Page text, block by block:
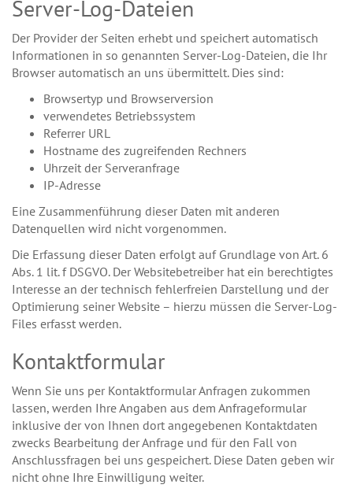
Server-Log-Dateien
Der Provider der Seiten erhebt und speichert automatisch
Informationen in so genannten Server-Log-Dateien, die Ihr
Browser automatisch an uns übermittelt. Dies sind:
Browsertyp und Browserversion
verwendetes Betriebssystem
Referrer URL
Hostname des zugreifenden Rechners
Uhrzeit der Serveranfrage
IP-Adresse
Eine Zusammenführung dieser Daten mit anderen
Datenquellen wird nicht vorgenommen.
Die Erfassung dieser Daten erfolgt auf Grundlage von Art. 6
Abs. 1 lit. f DSGVO. Der Websitebetreiber hat ein berechtigtes
Interesse an der technisch fehlerfreien Darstellung und der
Optimierung seiner Website – hierzu müssen die Server-Log-
Files erfasst werden.
Kontaktformular
Wenn Sie uns per Kontaktformular Anfragen zukommen
lassen, werden Ihre Angaben aus dem Anfrageformular
inklusive der von Ihnen dort angegebenen Kontaktdaten
zwecks Bearbeitung der Anfrage und für den Fall von
Anschlussfragen bei uns gespeichert. Diese Daten geben wir
nicht ohne Ihre Einwilligung weiter.